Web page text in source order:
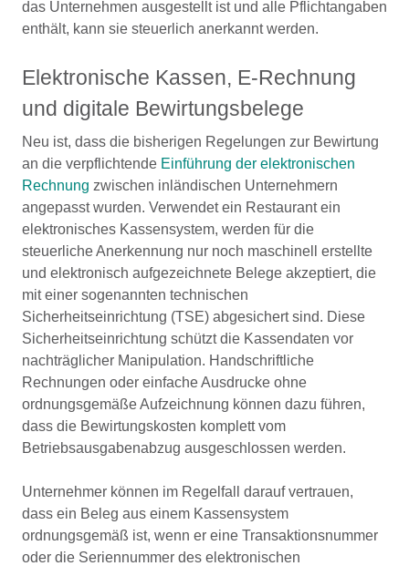
das Unternehmen ausgestellt ist und alle Pflichtangaben
enthält, kann sie steuerlich anerkannt werden.
Elektronische Kassen, E-Rechnung
und digitale Bewirtungsbelege
Neu ist, dass die bisherigen Regelungen zur Bewirtung
an die verpflichtende Einführung der elektronischen
Rechnung zwischen inländischen Unternehmern
angepasst wurden. Verwendet ein Restaurant ein
elektronisches Kassensystem, werden für die
steuerliche Anerkennung nur noch maschinell erstellte
und elektronisch aufgezeichnete Belege akzeptiert, die
mit einer sogenannten technischen
Sicherheitseinrichtung (TSE) abgesichert sind. Diese
Sicherheitseinrichtung schützt die Kassendaten vor
nachträglicher Manipulation. Handschriftliche
Rechnungen oder einfache Ausdrucke ohne
ordnungsgemäße Aufzeichnung können dazu führen,
dass die Bewirtungskosten komplett vom
Betriebsausgabenabzug ausgeschlossen werden.
Unternehmer können im Regelfall darauf vertrauen,
dass ein Beleg aus einem Kassensystem
ordnungsgemäß ist, wenn er eine Transaktionsnummer
oder die Seriennummer des elektronischen